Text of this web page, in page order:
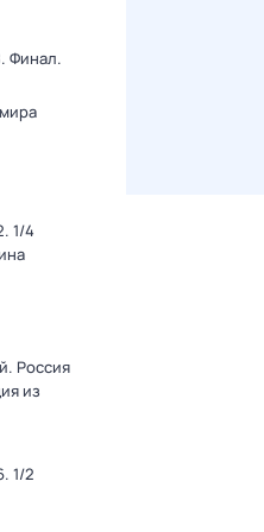
Финал.
1/4
Россия
из
1/2